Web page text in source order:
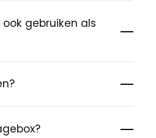
gebruiken als